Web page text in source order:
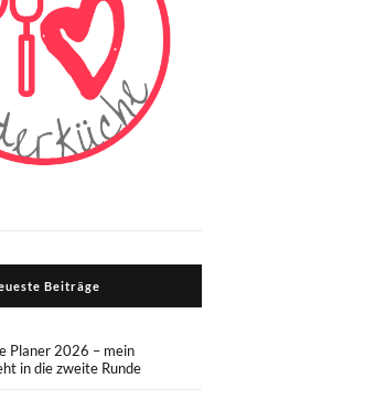
Beiträge
Planer 2026 – mein
in die zweite Runde